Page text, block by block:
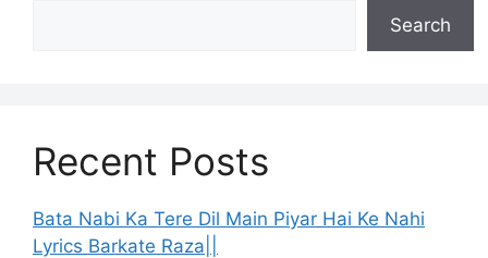
Search
Recent Posts
Bata Nabi Ka Tere Dil Main Piyar Hai Ke Nahi
Lyrics Barkate Raza||